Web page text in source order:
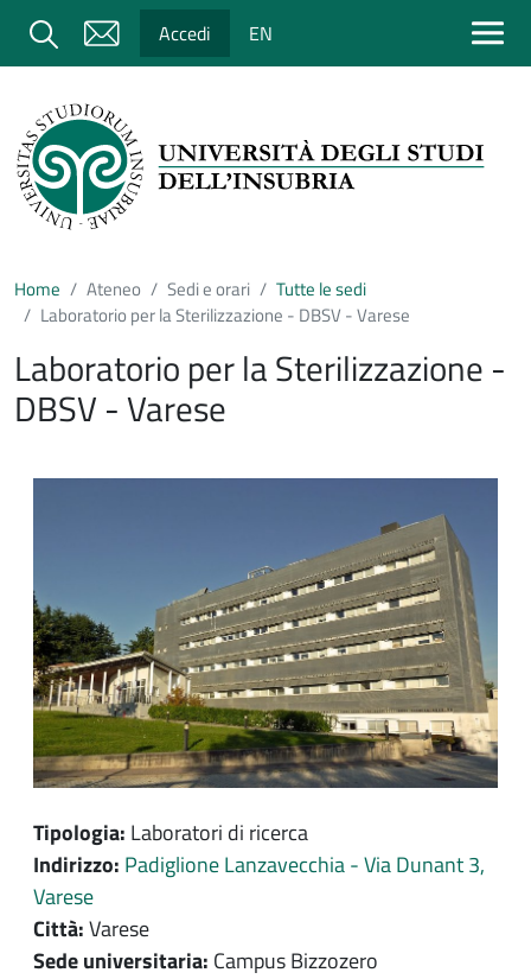
Salta al contenuto principale
Cerca Accedi EN
Home Ateneo Sedi e orari
Tutte le sedi
Laboratorio per la Sterilizzazione - DBSV - Varese
Laboratorio per la Sterilizzazione -
DBSV - Varese
Tipologia: Laboratori di ricerca
Indirizzo: Padiglione Lanzavecchia - Via Dunant 3,
Varese
Città:Varese
Sede universitaria: Campus Bizzozero